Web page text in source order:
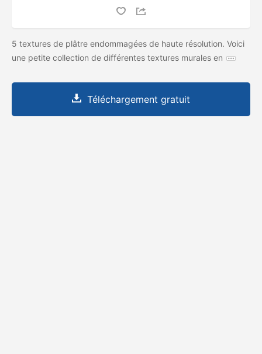
5 textures de plâtre endommagées de haute résolution. Voici
une petite collection de différentes textures murales en
Téléchargement gratuit